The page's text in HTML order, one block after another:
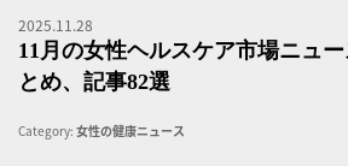
2025.11.28
11月の女性ヘルスケア市場ニュー
とめ、記事82選
Category: 女性の健康ニュース